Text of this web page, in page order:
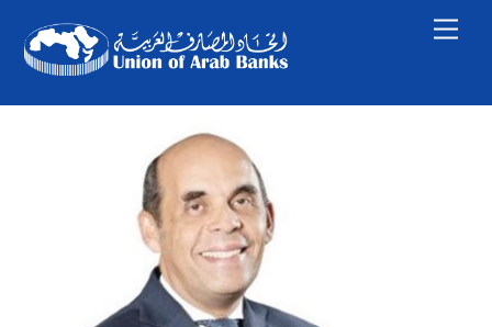
content